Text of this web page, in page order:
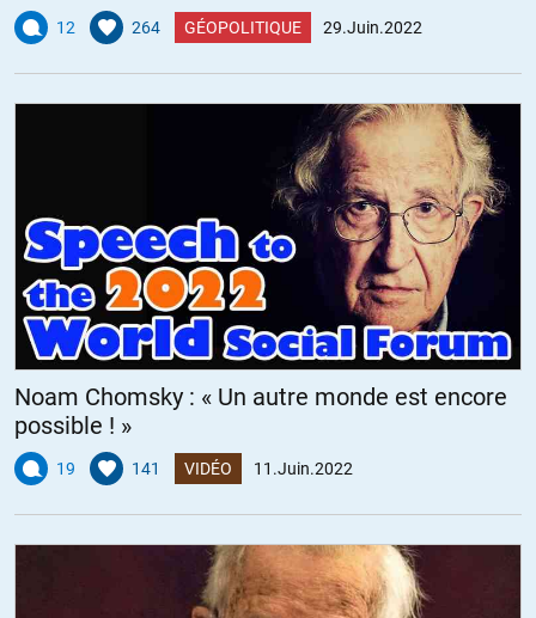
12 264 GÉOPOLITIQUE 29.Juin.2022
Noam Chomsky : « Un autre monde est encore
possible ! »
19 141 VIDÉO 11.Juin.2022